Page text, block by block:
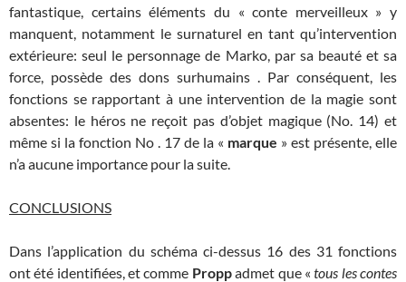
fantastique, certains éléments du « conte merveilleux » y
manquent, notamment le surnaturel en tant qu’intervention
extérieure: seul le personnage de Marko, par sa beauté et sa
force, possède des dons surhumains . Par conséquent, les
fonctions se rapportant à une intervention de la magie sont
absentes: le héros ne reçoit pas d’objet magique (No. 14) et
même si la fonction No . 17 de la « marque » est présente, elle
n’a aucune importance pour la suite.
CONCLUSIONS
Dans l’application du schéma ci-dessus 16 des 31 fonctions
ont été identifiées, et comme Proppadmet que «tous les contes